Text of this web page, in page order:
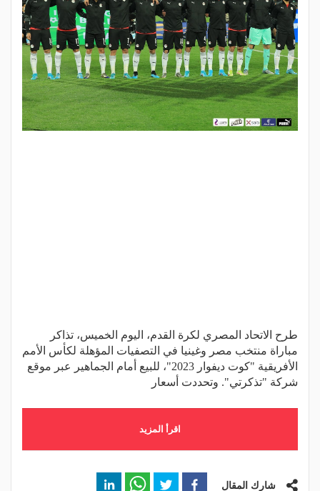
طرح الاتحاد المصري لكرة القدم، اليوم الخميس، تذاكر
مباراة منتخب مصر وغينيا في التصفيات المؤهلة لكأس الأمم
الأفريقية "كوت ديفوار 2023"، للبيع أمام الجماهير عبر موقع
شركة "تذكرتي". وتحددت أسعار
اقرأ المزيد
شارك المقال